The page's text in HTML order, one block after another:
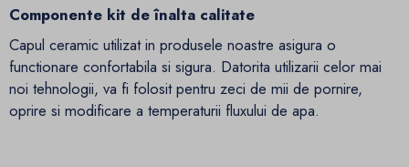
Componente kit de înalta calitate
Capul ceramic utilizat in produsele noastre asigura o
functionare confortabila si sigura. Datorita utilizarii celor mai
noi tehnologii, va fi folosit pentru zeci de mii de pornire,
oprire si modificare a temperaturii fluxului de apa.